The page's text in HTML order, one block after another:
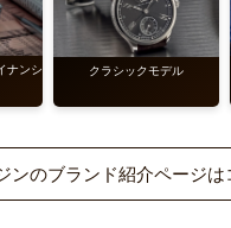
ナンシ
クラシックモデル
ンのブランド紹介ページは